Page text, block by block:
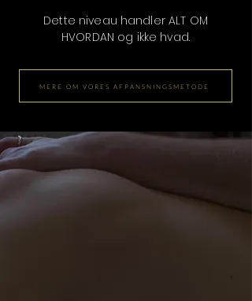
Dette niveau handler ALT OM
HVORDAN og ikke hvad.
MERE OM VORES AFPANSNINGSMETODE